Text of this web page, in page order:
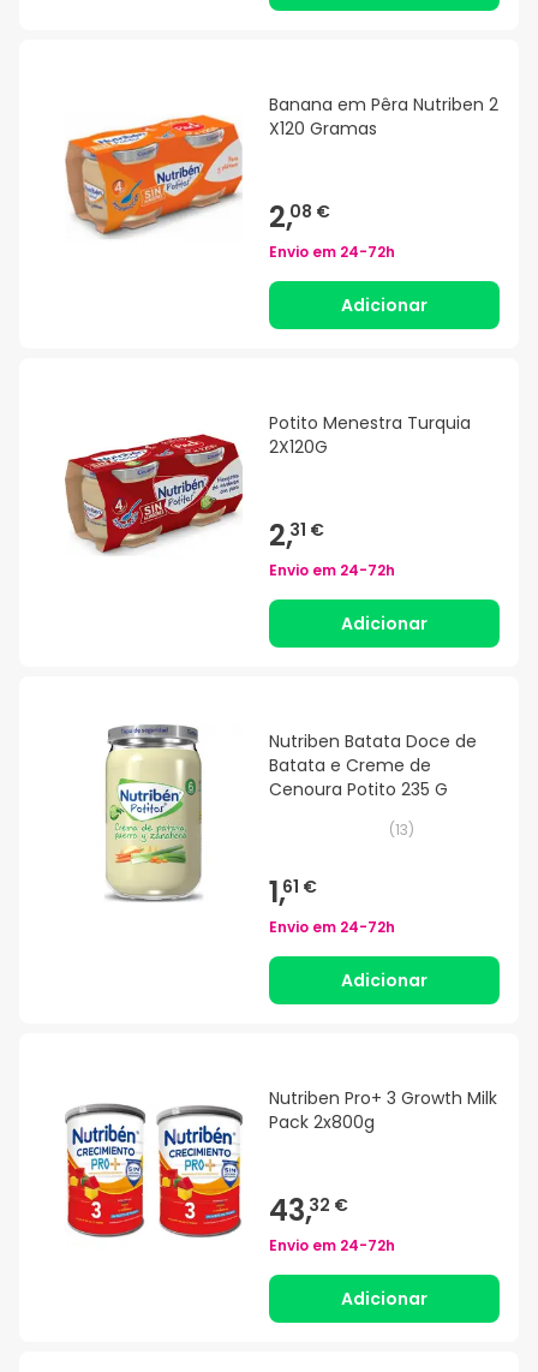
Banana em Pêra Nutriben 2
X120 Gramas
2,08 €
Envio em 24-72h
Adicionar
Potito Menestra Turquia
2X120G
2,31 €
Envio em 24-72h
Adicionar
Nutriben Batata Doce de
Batata e Creme de
Cenoura Potito 235 G
(13)
1,61 €
Envio em 24-72h
Adicionar
Nutriben Pro+ 3 Growth Milk
Pack 2x800g
43,32 €
Envio em 24-72h
Adicionar